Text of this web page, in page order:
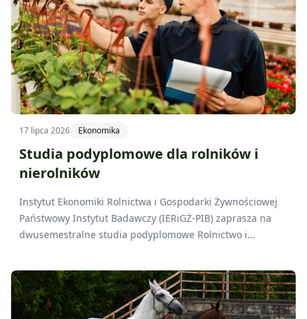
17 lipca 2026 Ekonomika
Studia podyplomowe dla rolników i
nierolników
Instytut Ekonomiki Rolnictwa i Gospodarki Żywnościowej
Państwowy Instytut Badawczy (IERiGŻ-PIB) zaprasza na
dwusemestralne studia podyplomowe Rolnictwo i